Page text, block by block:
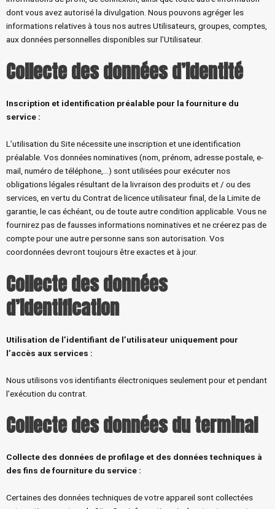
dont vous avez autorisé la divulgation. Nous pouvons agréger les
informations relatives à tous nos autres Utilisateurs, groupes, comptes,
aux données personnelles disponibles sur l’Utilisateur.
Collecte des données d’identité
Inscription et identification préalable pour la fourniture du
service :
L’utilisation du Site nécessite une inscription et une identification
préalable. Vos données nominatives (nom, prénom, adresse postale, e-
mail, numéro de téléphone,…) sont utilisées pour exécuter nos
obligations légales résultant de la livraison des produits et / ou des
services, en vertu du Contrat de licence utilisateur final, de la Limite de
garantie, le cas échéant, ou de toute autre condition applicable. Vous ne
fournirez pas de fausses informations nominatives et ne créerez pas de
compte pour une autre personne sans son autorisation. Vos
coordonnées devront toujours être exactes et à jour.
Collecte des données
d’identification
Utilisation de l’identifiant de l’utilisateur uniquement pour
l’accès aux services :
Nous utilisons vos identifiants électroniques seulement pour et pendant
l’exécution du contrat.
Collecte des données du terminal
Collecte des données de profilage et des données techniques à
des fins de fourniture du service :
Certaines des données techniques de votre appareil sont collectées